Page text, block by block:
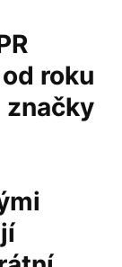
roku
značky